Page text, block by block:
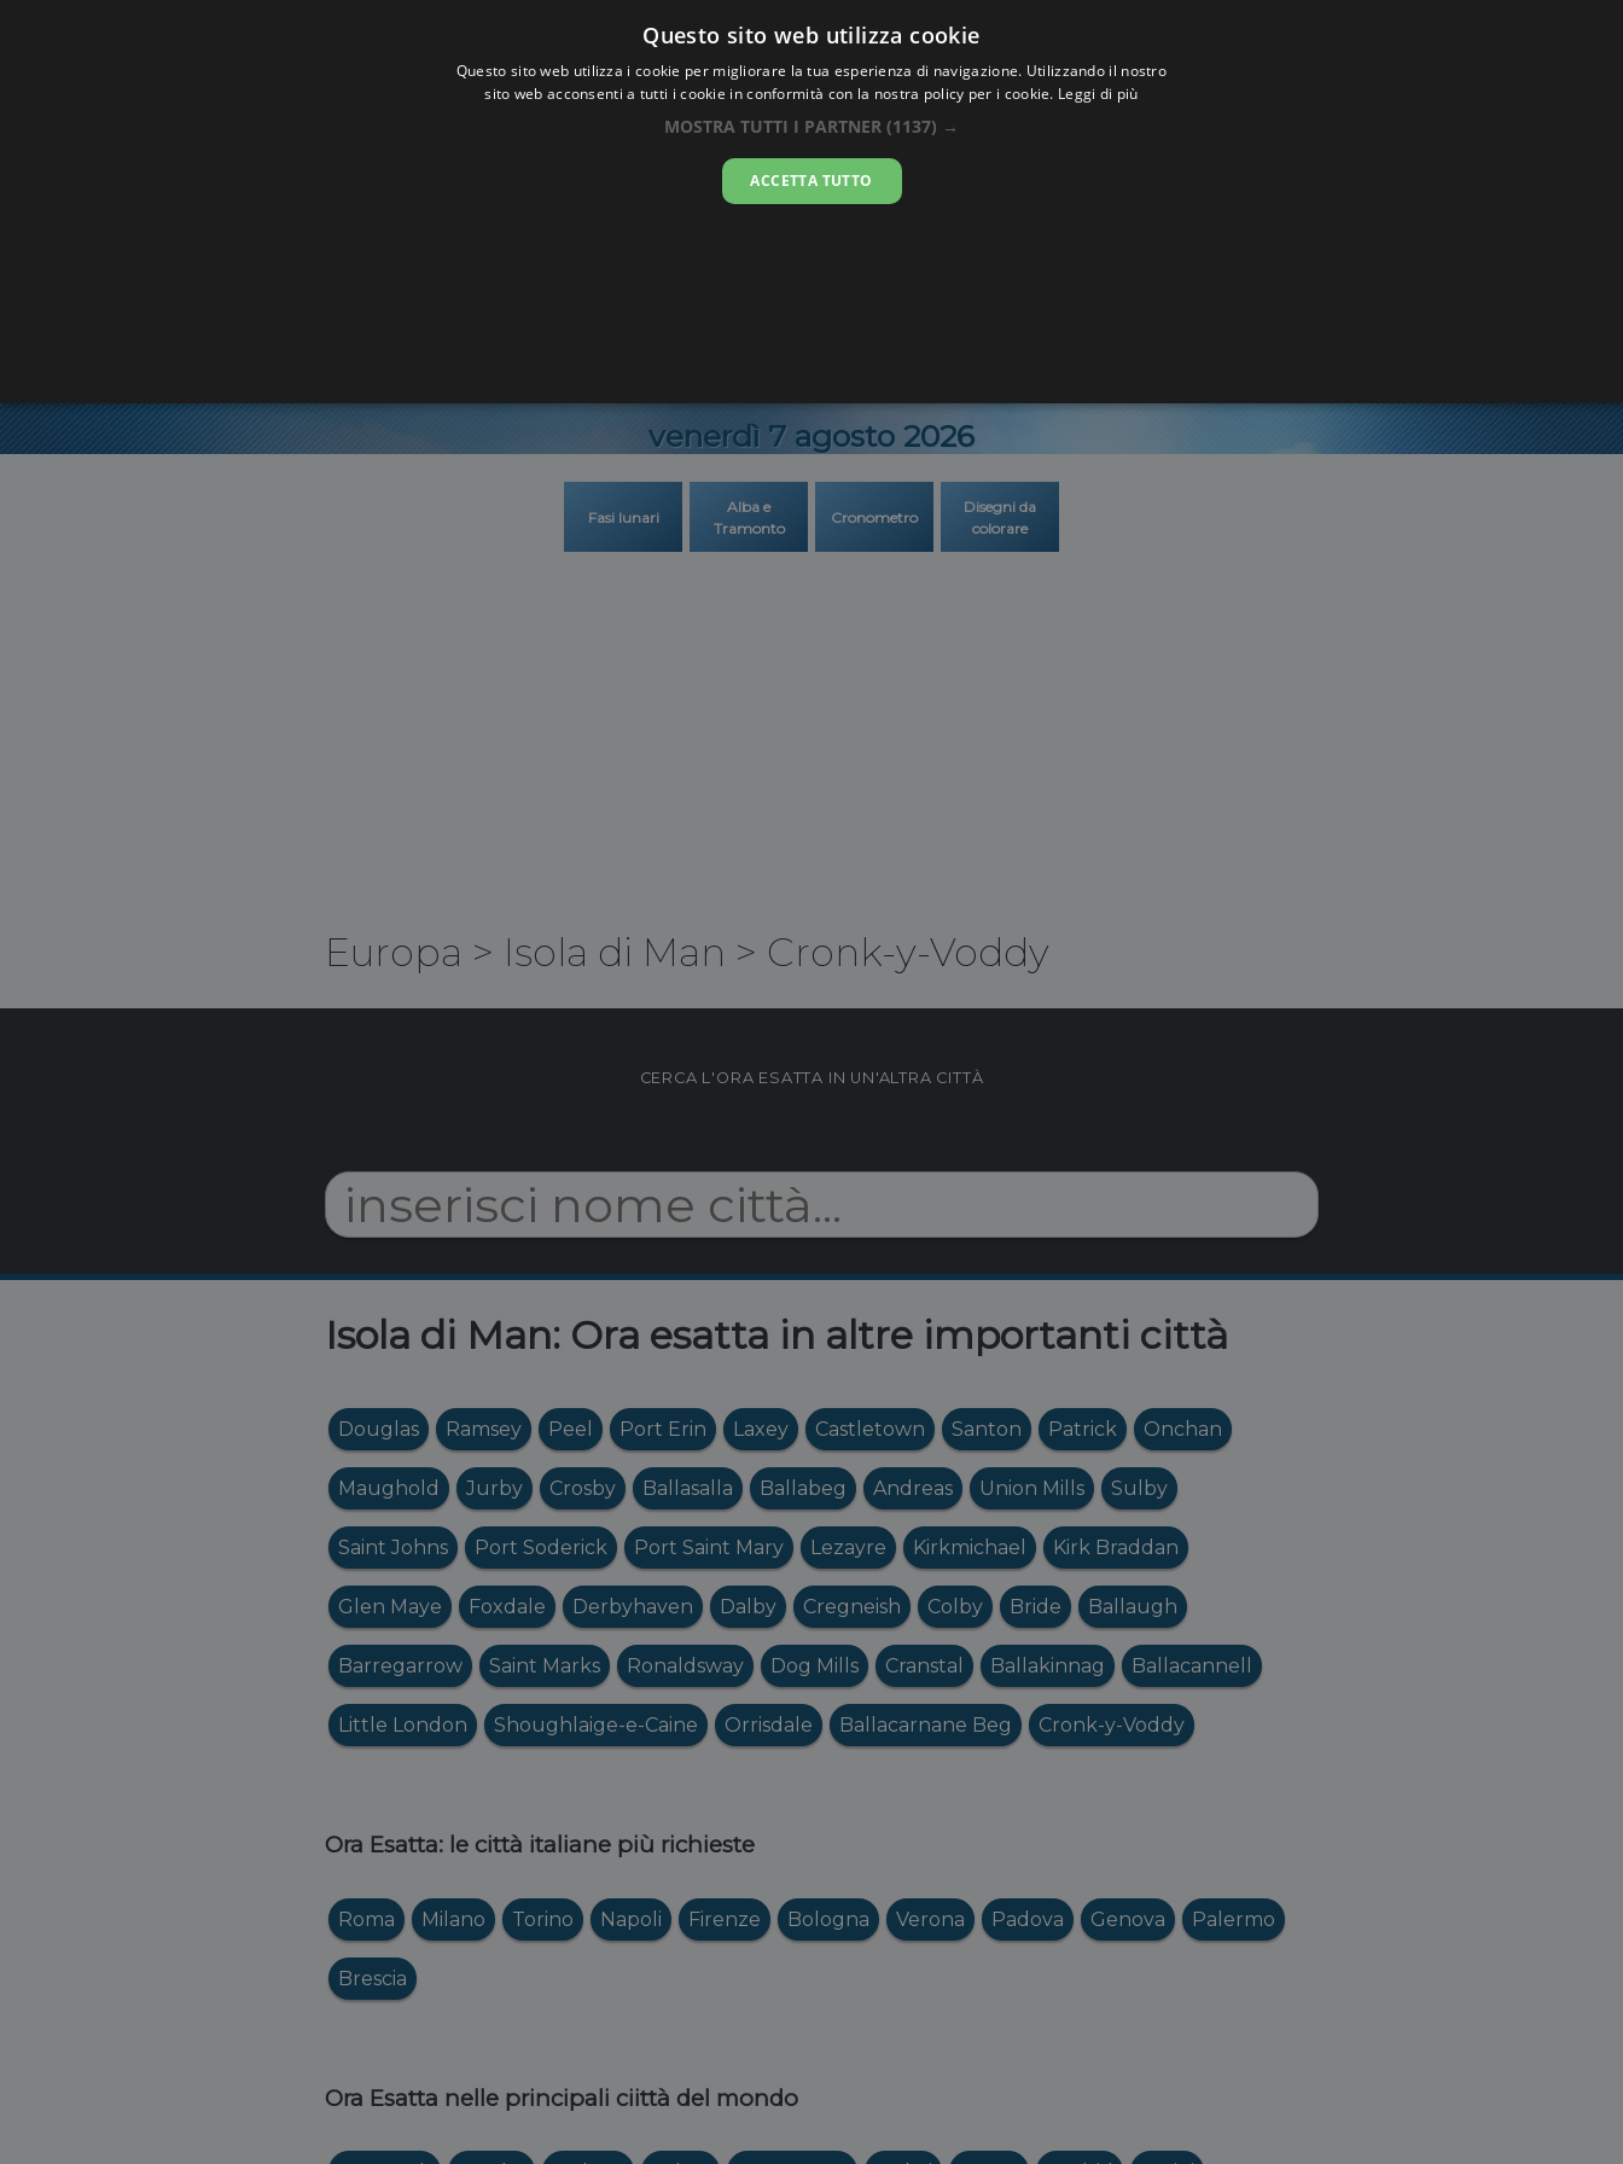
Oraesatta.co
Ora EsattaCronk-y-Voddy
venerdì 7 agosto 2026
Fasi lunari
Alba e
Tramonto
Cronometro
Disegni da
colorare
Europa > Isola di Man > Cronk-y-Voddy
CERCA L'ORA ESATTA IN UN'ALTRA CITTÀ
Isola di Man: Ora esatta in altre importanti città
Douglas Ramsey Peel Port Erin Laxey Castletown Santon Patrick Onchan
Maughold Jurby Crosby Ballasalla Ballabeg Andreas Union Mills Sulby
Saint Johns Port Soderick Port Saint Mary Lezayre Kirkmichael Kirk Braddan
Glen Maye Foxdale Derbyhaven Dalby Cregneish Colby Bride Ballaugh
Barregarrow Saint Marks Ronaldsway Dog Mills Cranstal Ballakinnag Ballacannell
Little London Shoughlaige-e-Caine Orrisdale Ballacarnane Beg Cronk-y-Voddy
Ora Esatta: le città italiane più richieste
Roma Milano Torino Napoli Firenze Bologna Verona Padova Genova Palermo
Brescia
Ora Esatta nelle principali ciittà del mondo
Questo sito web utilizza cookie
Questo sito web utilizza i cookie per migliorare la tua esperienza di navigazione. Utilizzando il nostro
sito web acconsenti a tutti i cookie in conformità con la nostra policy per i cookie. Leggi di più
MOSTRA TUTTI I PARTNER (1137) →
ACCETTA TUTTO